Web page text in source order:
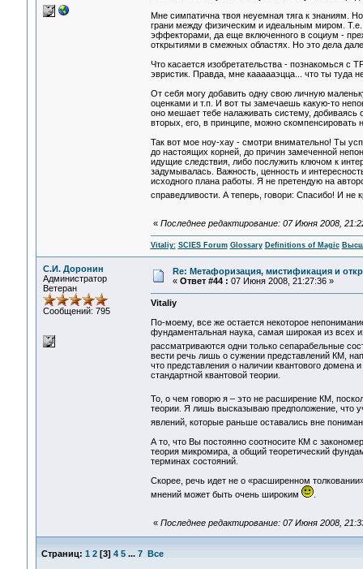
Мне симпатична твоя неуемная тяга к знаниям.
грани между физическим и идеальным миром.
эффекторами, да еще включенного в социум -
открытиями в смежных областях. Но это дела
Что касается изобретательства - познакомься с
эвристик. Правда, мне каааааэцца... что ты туда
От себя могу добавить одну свою личную
оценками и т.п. И вот ты замечаешь какую-то
оно мешает тебе налаживать систему, добиваясь
вторых, его, в принципе, можно
Так вот мое ноу-хау - смотри внимательно! Ты
до настоящих корней, до причин замеченной
идущие следствия, либо послужить ключом к
задумывалась. Важность, ценность и
исходного плана работы. Я не претендую на
справедливости. А теперь, говори: Спасибо! И
« Последнее редактирование: 07 Июня 2008,
Vitaliy: SCIES Forum Glossary Definitions of Magic
С.И. Доронин
Администратор
Ветеран
Сообщений: 795
Re: Метафоризация, мистификация и
« Ответ #44 : 07 Июня 2008, 21:27:36 »
Vitaliy
По-моему, все же остается некоторое
фундаментальная наука, самая широкая из всех
рассматриваются одни только сепарабельные
вести речь лишь о сужении представлений КМ,
что представления о наличии квантового домена
стандартной квантовой теории.
То, о чем говорю я – это не расширение КМ,
теории. Я лишь высказываю предположение, что
явлений, которые раньше оставались вне
А то, что Вы постоянно соотносите КМ с
теория микромира, а общий теоретический
терминах состояний.
Скорее, речь идет не о «расширенном
мнений может быть очень широким
.
« Последнее редактирование: 07 Июня 2008,
Страниц: 1 2[3] 4 5 ... 7 Все